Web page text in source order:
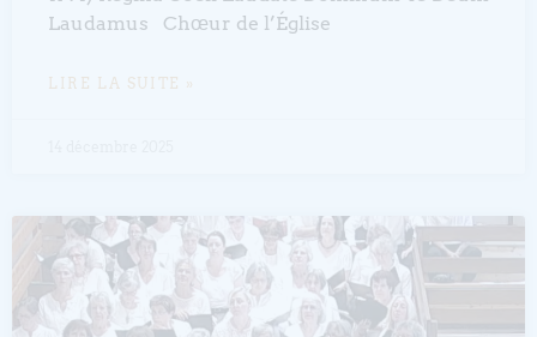
Laudamus Chœur de l’Église
LIRE LA SUITE »